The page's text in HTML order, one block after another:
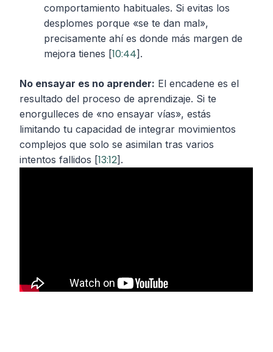
comportamiento habituales. Si evitas los
desplomes porque «se te dan mal»,
precisamente ahí es donde más margen de
mejora tienes [10:44].
No ensayar es no aprender: El encadene es el
resultado del proceso de aprendizaje. Si te
enorgulleces de «no ensayar vías», estás
limitando tu capacidad de integrar movimientos
complejos que solo se asimilan tras varios
intentos fallidos [13:12].